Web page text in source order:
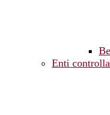
Enti